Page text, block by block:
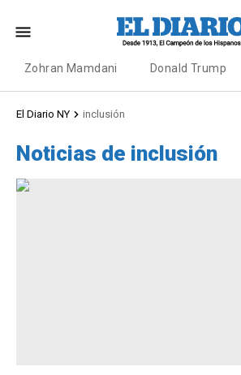
Zohran Mamdani Donald Trump
El Diario NY inclusión
Noticias de inclusión